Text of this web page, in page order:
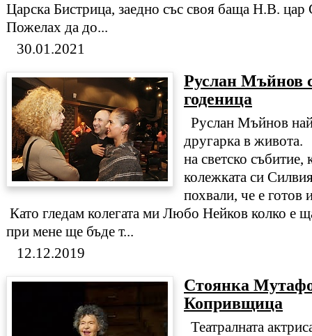
Царска Бистрица, заедно със своя баща Н.В.
Пожелах да до...
30.01.2021
Руслан Мъйнов
годеница
Руслан Мъйнов
другарка в живота.
на светско събитие,
колежката си
похвали, че е готов
Като гледам колегата ми Любо Нейков колко е
при мене ще бъде т...
12.12.2019
Стоянка
Копривщица
Театралната